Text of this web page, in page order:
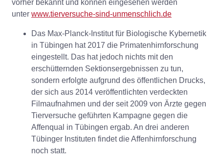
vorher bekannt und können eingesehen werden
unter www.tierversuche-sind-unmenschlich.de
Das Max-Planck-Institut für Biologische Kybernetik
in Tübingen hat 2017 die Primatenhirnforschung
eingestellt. Das hat jedoch nichts mit den
erschütternden Sektionsergebnissen zu tun,
sondern erfolgte aufgrund des öffentlichen Drucks,
der sich aus 2014 veröffentlichten verdeckten
Filmaufnahmen und der seit 2009 von Ärzte gegen
Tierversuche geführten Kampagne gegen die
Affenqual in Tübingen ergab. An drei anderen
Tübinger Instituten findet die Affenhirnforschung
noch statt.